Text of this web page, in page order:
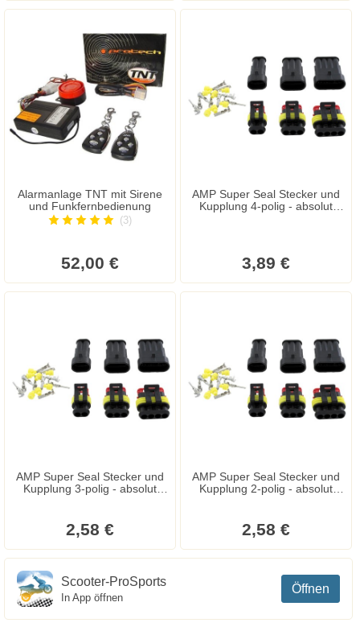
Alarmanlage TNT mit Sirene
und Funkfernbedienung
(3)
52,00 €
AMP Super Seal Stecker und
Kupplung 4-polig - absolut
3,89 €
AMP Super Seal Stecker und
Kupplung 3-polig - absolut
2,58 €
AMP Super Seal Stecker und
Kupplung 2-polig - absolut
2,58 €
Öffnen
Scooter-ProSports
In App öffnen